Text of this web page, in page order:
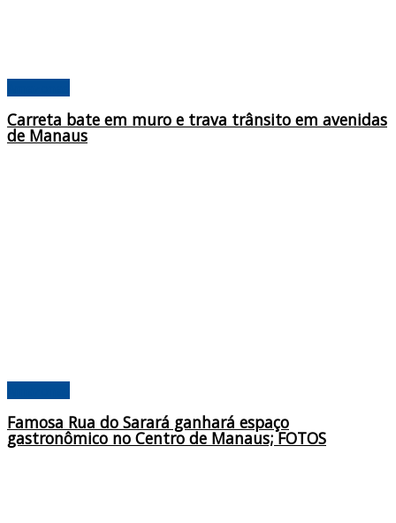
Carreta bate em muro e trava trânsito em avenidas
de Manaus
Famosa Rua do Sarará ganhará espaço
gastronômico no Centro de Manaus; FOTOS